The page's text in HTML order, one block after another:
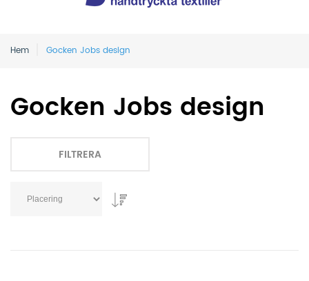
Hem Gocken Jobs design
Gocken Jobs design
FILTRERA